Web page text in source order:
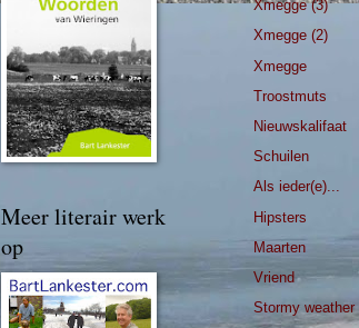
Meer literair werk
op
Xmegge (3)
Xmegge (2)
Xmegge
Troostmuts
Nieuwskalifaat
Schuilen
Als ieder(e)...
Hipsters
Maarten
Vriend
Stormy weather